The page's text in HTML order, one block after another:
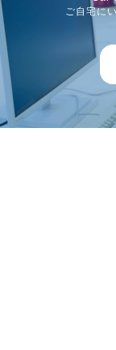
ご自宅に